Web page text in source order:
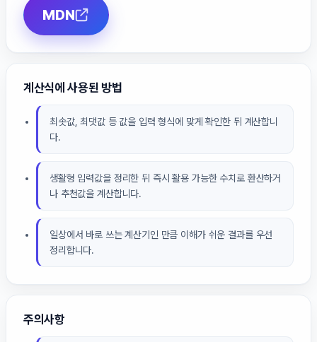
MDN
계산식에 사용된 방법
최솟값, 최댓값 등 값을 입력 형식에 맞게 확인한 뒤 계산합니
다.
생활형 입력값을 정리한 뒤 즉시 활용 가능한 수치로 환산하거
나 추천값을 계산합니다.
일상에서 바로 쓰는 계산기인 만큼 이해가 쉬운 결과를 우선
정리합니다.
주의사항